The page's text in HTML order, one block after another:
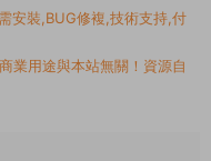
安裝,BUG修複,技術支持,付
業用途與本站無關！資源自